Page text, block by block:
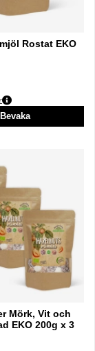
Rostat EKO
Bevaka
Mörk, Vit och
EKO 200g x 3